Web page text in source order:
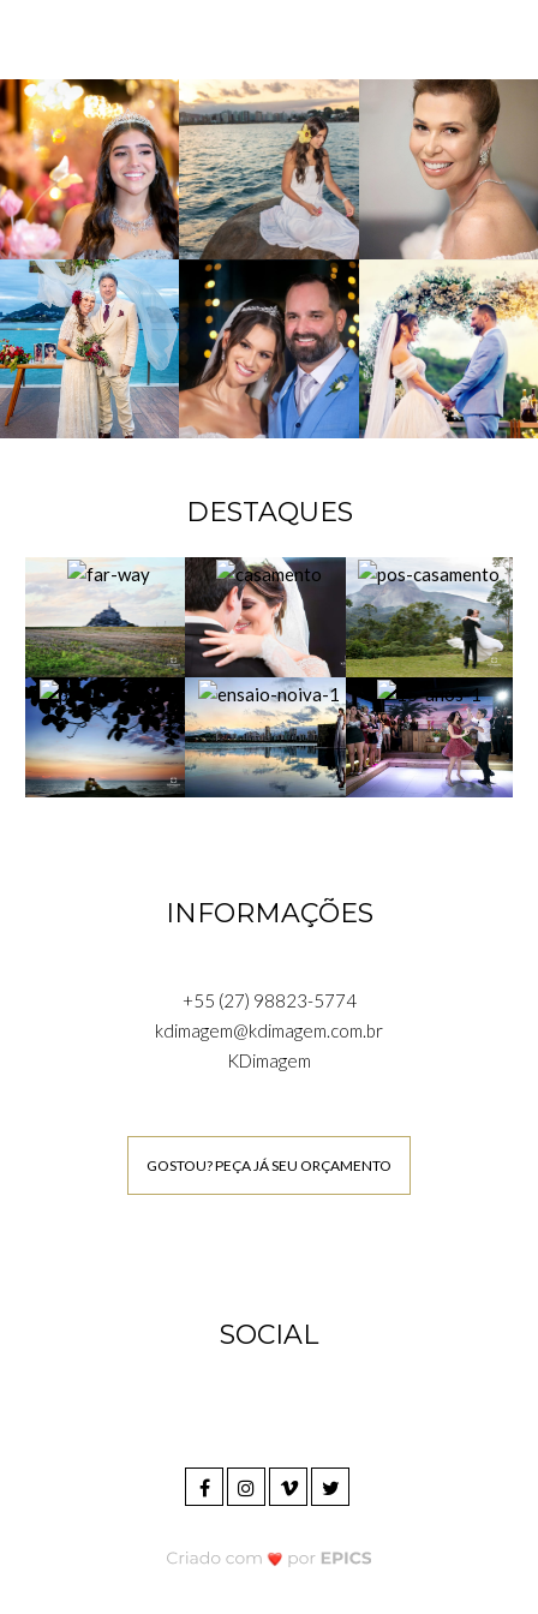
DESTAQUES
INFORMAÇÕES
+55 (27) 98823-5774
kdimagem@kdimagem.com.br
KDimagem
GOSTOU? PEÇA JÁ SEU ORÇAMENTO
SOCIAL